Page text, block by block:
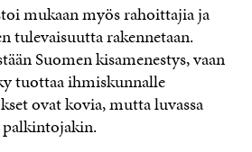
mukaan myös rahoittajia ja
tulevaisuutta rakennetaan.
Suomen kisamenestys, vaan
tuottaa ihmiskunnalle
ovat kovia, mutta luvassa